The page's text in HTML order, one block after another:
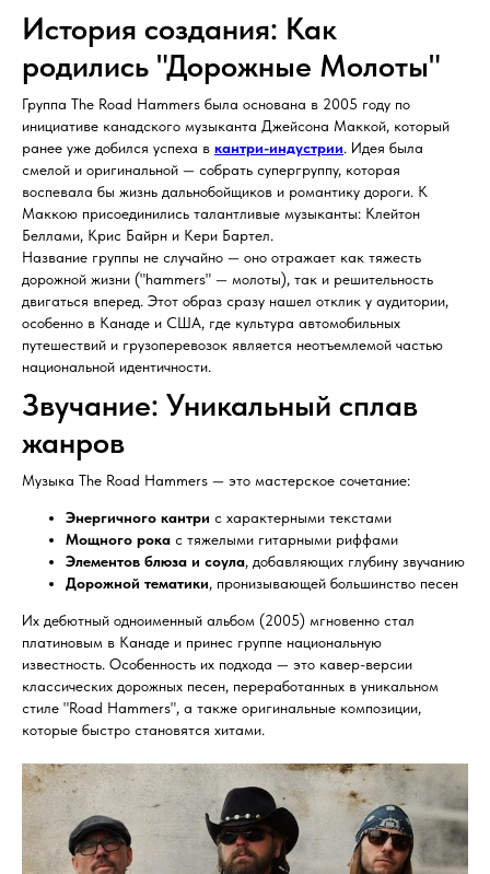
История создания: Как
родились "Дорожные Молоты"
Группа The Road Hammers была основана в 2005 году по
инициативе канадского музыканта Джейсона Маккой, который
ранее уже добился успеха в кантри-индустрии. Идея была
смелой и оригинальной — собрать супергруппу, которая
воспевала бы жизнь дальнобойщиков и романтику дороги. К
Маккою присоединились талантливые музыканты: Клейтон
Беллами, Крис Байрн и Кери Бартел.
Название группы не случайно — оно отражает как тяжесть
дорожной жизни ("hammers" — молоты), так и решительность
двигаться вперед. Этот образ сразу нашел отклик у аудитории,
особенно в Канаде и США, где культура автомобильных
путешествий и грузоперевозок является неотъемлемой частью
национальной идентичности.
Звучание: Уникальный сплав
жанров
Музыка The Road Hammers — это мастерское сочетание:
Энергичного кантри с характерными текстами
Мощного рока с тяжелыми гитарными риффами
Элементов блюза и соула, добавляющих глубину звучанию
Дорожной тематики, пронизывающей большинство песен
Их дебютный одноименный альбом (2005) мгновенно стал
платиновым в Канаде и принес группе национальную
известность. Особенность их подхода — это кавер-версии
классических дорожных песен, переработанных в уникальном
стиле "Road Hammers", а также оригинальные композиции,
которые быстро становятся хитами.